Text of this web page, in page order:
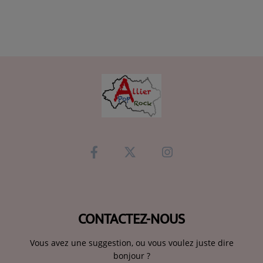
CONTACTEZ-NOUS
Vous avez une suggestion, ou vous voulez juste dire
bonjour ?